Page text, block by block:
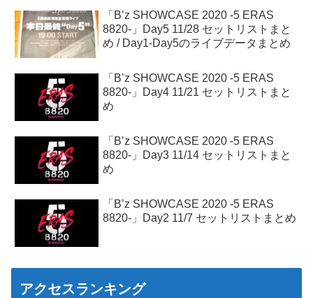
「B’z SHOWCASE 2020 -5 ERAS
8820-」Day5 11/28 セットリストまと
め / Day1-Day5のライブデータまとめ
「B’z SHOWCASE 2020 -5 ERAS
8820-」Day4 11/21 セットリストまと
め
「B’z SHOWCASE 2020 -5 ERAS
8820-」Day3 11/14 セットリストまと
め
「B’z SHOWCASE 2020 -5 ERAS
8820-」Day2 11/7 セットリストまとめ
アクセスランキング